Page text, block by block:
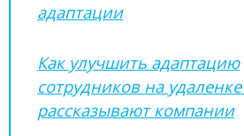
адаптации
Как улучшить адаптацию
сотрудников на
рассказывают компании